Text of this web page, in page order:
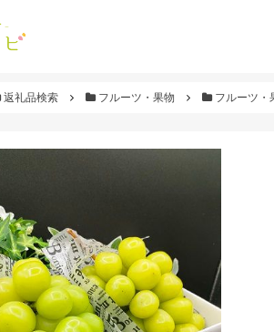
返礼品検索 フルーツ・果物 フルーツ・